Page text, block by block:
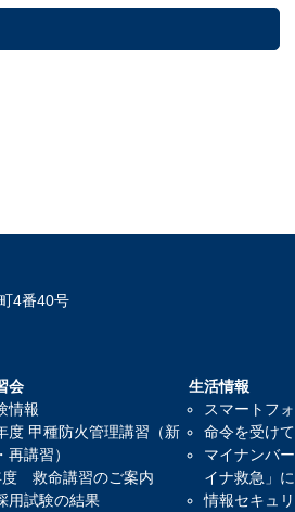
4番40号
会
情報
度 甲種防火管理講習（新
再講習）
度 救命講習のご案内
用試験の結果
生活情報
スマートフ
命令を受け
マイナンバ
イナ救急」
情報セキュ